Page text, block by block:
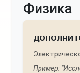
Физика
Пример: